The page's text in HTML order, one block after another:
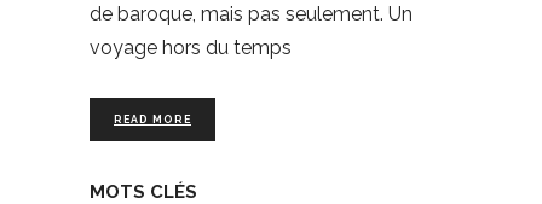
de baroque, mais pas seulement. Un
voyage hors du temps
READ MORE
MOTS CLÉS